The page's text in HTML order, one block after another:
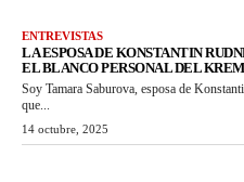
ENTREVISTAS
LA ESPOSA DE KONSTANTIN
EL BLANCO PERSONAL DEL
Soy Tamara Saburova, esposa de
que...
14 octubre, 2025